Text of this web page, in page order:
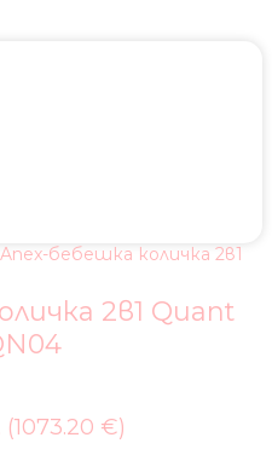
бебешка количка 2в1
2в1 Quant
€)